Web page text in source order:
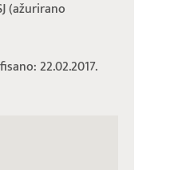
(ažurirano
22.02.2017.